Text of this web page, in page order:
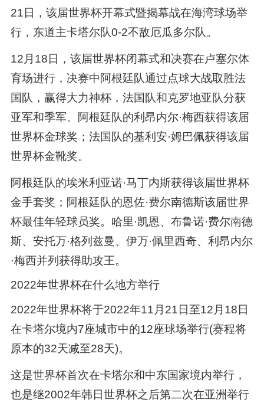
21日，该届世界杯开幕式暨揭幕战在海湾球场举
行，东道主卡塔尔队0-2不敌厄瓜多尔队。
12月18日，该届世界杯闭幕式和决赛在卢塞尔体
育场进行，决赛中阿根廷队通过点球大战取胜法
国队，赢得大力神杯，法国队和克罗地亚队分获
亚军和季军。阿根廷队的利昂内尔·梅西获得该届
世界杯金球奖；法国队的基利安·姆巴佩获得该届
世界杯金靴奖。
阿根廷队的埃米利亚诺·马丁内斯获得该届世界杯
金手套奖；阿根廷队的恩佐·费尔南德斯该届世界
杯最佳年轻球员奖。哈里·凯恩、布鲁诺·费尔南德
斯、安托万·格列兹曼、伊万·佩里西奇、利昂内尔
·梅西并列获得助攻王。
2022年世界杯在什么地方举行
2022年世界杯将于2022年11月21日至12月18日
在卡塔尔境内7座城市中的12座球场举行(赛程将
原本的32天减至28天)。
这是世界杯首次在卡塔尔和中东国家境内举行，
也是继2002年韩日世界杯之后第二次在亚洲举行